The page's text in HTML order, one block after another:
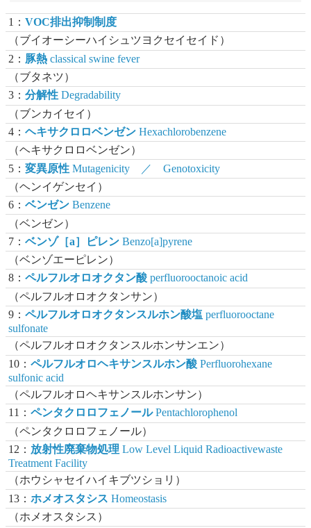
1：VOC排出抑制制度
（ブイオーシーハイシュツヨクセイセイド）
2： 豚熱 classical swine fever
（ブタネツ）
3：分解性 Degradability
（ブンカイセイ）
4：ヘキサクロロベンゼン Hexachlorobenzene
（ヘキサクロロベンゼン）
5：変異原性 Mutagenicity ／ Genotoxicity
（ヘンイゲンセイ）
6：ベンゼン Benzene
（ベンゼン）
7：ベンゾ［a］ピレン Benzo[a]pyrene
（ベンゾエーピレン）
8：ペルフルオロオクタン酸 perfluorooctanoic acid
（ペルフルオロオクタンサン）
9：ペルフルオロオクタンスルホン酸塩 perfluorooctane
sulfonate
（ペルフルオロオクタンスルホンサンエン）
10：ペルフルオロヘキサンスルホン酸 Perfluorohexane
sulfonic acid
（ペルフルオロヘキサンスルホンサン）
11：ペンタクロロフェノールPentachlorophenol
（ペンタクロロフェノール）
12： 放射性廃棄物処理 Low Level Liquid Radioactivewaste
Treatment Facility
（ホウシャセイハイキブツショリ）
13：ホメオスタシス Homeostasis
（ホメオスタシス）